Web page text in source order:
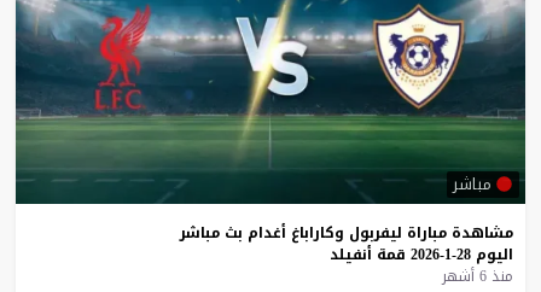
مباشر
مشاهدة مباراة ليفربول وكاراباغ أغدام بث مباشر
اليوم 28-1-2026 قمة أنفيلد
منذ 6 أشهر